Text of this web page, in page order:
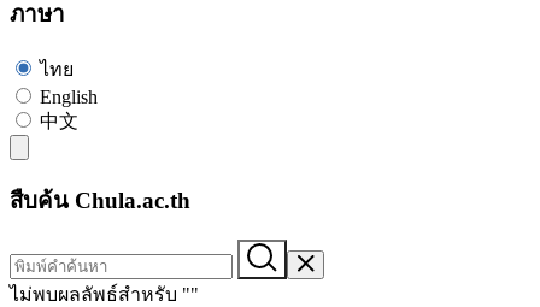
ภาษา
ไทย
English
中文
สืบค้น Chula.ac.th
ไม่พบผลลัพธ์สำหรับ ""